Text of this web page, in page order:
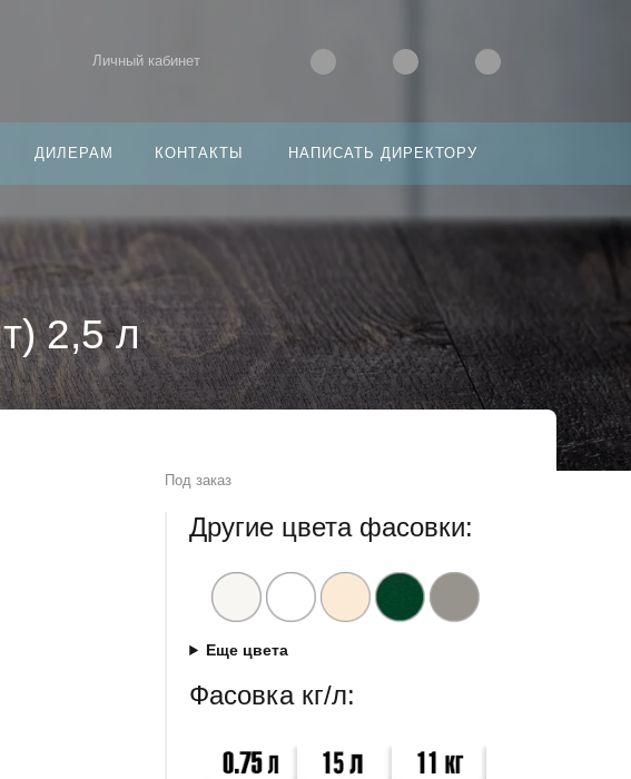
Личный кабинет
ДИЛЕРАМ КОНТАКТЫ НАПИСАТЬ ДИРЕКТОРУ
2,5 л
Под заказ
Другие цвета фасовки:
Еще цвета
Фасовка кг/л: